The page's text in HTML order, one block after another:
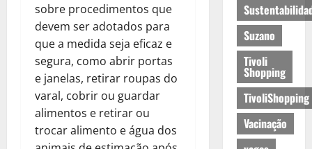
sobre procedimentos que
devem ser adotados para
que a medida seja eficaz e
segura, como abrir portas
e janelas, retirar roupas do
varal, cobrir ou guardar
alimentos e retirar ou
trocar alimento e água dos
Suzano
Tivoli
Shopping
TivoliShopping
Vacinação